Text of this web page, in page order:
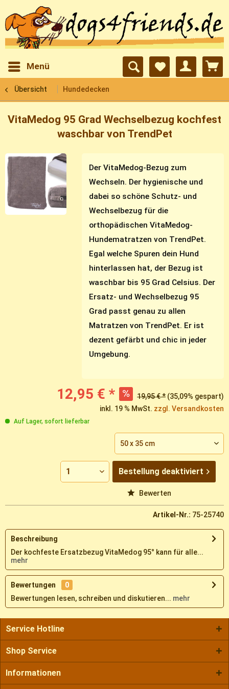
Menü
Übersicht Hundedecken
VitaMedog 95 Grad Wechselbezug kochfest
waschbar von TrendPet
Der VitaMedog-Bezug zum
Wechseln. Der hygienische und
dabei so schöne Schutz- und
Wechselbezug für die
orthopädischen VitaMedog-
Hundematratzen von TrendPet.
Egal welche Spuren dein Hund
hinterlassen hat, der Bezug ist
waschbar bis 95 Grad Celsius. Der
Ersatz- und Wechselbezug 95
Grad passt genau zu allen
Matratzen von TrendPet. Er ist
dezent gefärbt und chic in jeder
Umgebung.
12,95 € * 19,95 € * (35,09% gespart)
inkl. 19 % MwSt. zzgl. Versandkosten
Auf Lager, sofort lieferbar
Bestellung deaktiviert
Bewerten
Artikel-Nr.: 75-25740
Beschreibung
Der kochfeste Ersatzbezug VitaMedog 95° kann für alle...
mehr
Bewertungen
0
Bewertungen lesen, schreiben und diskutieren... mehr
Service Hotline
Shop Service
Informationen